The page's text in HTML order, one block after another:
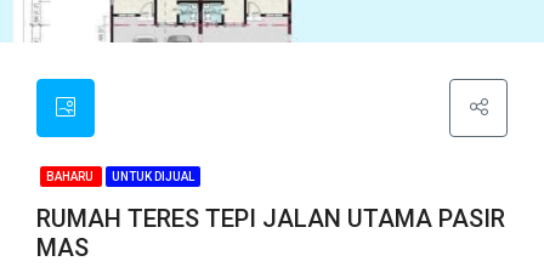
BAHARU UNTUK DIJUAL
RUMAH TERES TEPI JALAN UTAMA PASIR
MAS